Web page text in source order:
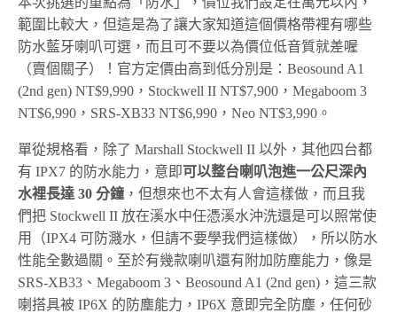
範圍比較大，但這是為了讓大家知道這個價格帶裡有哪些
防水藍牙喇叭可選，而且可不要以為價位低音質就差喔
（賣個關子）！官方定價由高到低分別是：Beosound A1
(2nd gen) NT$9,990，Stockwell II NT$7,900，Megaboom 3
NT$6,990，SRS-XB33 NT$6,990，Neo NT$3,990。
單從規格看，除了 Marshall Stockwell II 以外，其他四台都
有 IPX7 的防水能力，意即可以整台喇叭泡進一公尺深內
水裡長達 30 分鐘，但想來也不太有人會這樣做，而且我
們把 Stockwell II 放在溪水中任憑溪水沖洗還是可以照常使
用（IPX4 可防濺水，但請不要學我們這樣做），所以防水
性能全數過關。至於有幾款喇叭還有附加防塵能力，像是
SRS-XB33、Megaboom 3、Beosound A1 (2nd gen)，這三款
喇搭具被 IP6X 的防塵能力，IP6X 意即完全防塵，任何砂